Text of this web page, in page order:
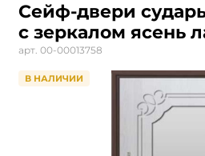
Сейф-двери сударь
с зеркалом ясень
арт. 00-00013758
В НАЛИЧИИ